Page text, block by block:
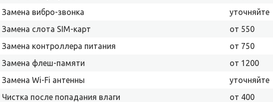
Замена вибро-звонка
уточняйте
Замена слота SIM-карт
от 550
Замена контроллера питания
от 750
Замена флеш-памяти
от 1200
Замена Wi-Fi антенны
уточняйте
Чистка после попадания влаги
от 400